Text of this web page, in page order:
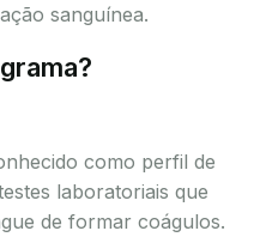
sanguínea.
como perfil de
laboratoriais que
de formar coágulos.